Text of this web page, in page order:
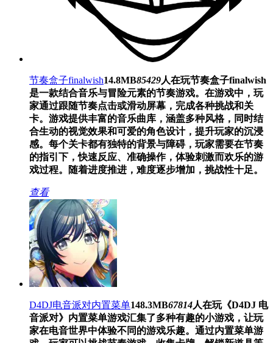
节奏盒子finalwish14.8MB85429人在玩节奏盒子finalwish
是一款结合音乐与冒险元素的节奏游戏。在游戏中，玩
家通过跟随节奏点击或滑动屏幕，完成各种挑战和关
卡。游戏提供丰富的音乐曲库，涵盖多种风格，同时结
合生动的视觉效果和可爱的角色设计，提升玩家的沉浸
感。每个关卡都有独特的背景与障碍，玩家需要在节奏
的指引下，快速反应、准确操作，体验刺激而欢乐的游
戏过程。随着进度推进，难度逐步增加，挑战性十足。
查看
D4DJ电音派对内置菜单148.3MB67814人在玩《D4DJ 电
音派对》内置菜单游戏汇集了多种有趣的小游戏，让玩
家在电音世界中体验不同的游戏乐趣。通过内置菜单游